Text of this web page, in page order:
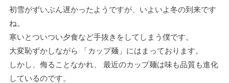
初雪がずいぶん遅かったようですが、いよいよ冬の到来です
ね。
寒いとついつい夕食など手抜きをしてしまう僕です。
大変恥ずかしながら 「カップ麺」にはまっております。
しかし、侮ることなかれ、 最近のカップ麺は味も品質も進化
しているのです。